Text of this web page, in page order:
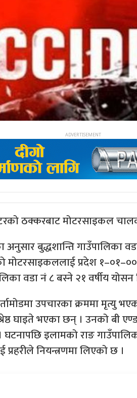
ठक्करबाट मोटरसाइकल
अनुसार बुद्धशान्ति गाउँपालिका
मोटरसाइकललाई प्रदेश
वडा नं ८ बस्ने २१ वर्षीय
उपचारका क्रममा मृत्यु
घाइते भएका छन् । उनको बी
इलामको राङ
नियन्त्रणमा लिएको छ ।